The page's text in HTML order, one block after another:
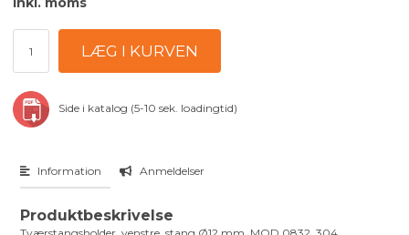
Side i katalog (5-10 sek. loadingtid)
Information Anmeldelser
Produktbeskrivelse